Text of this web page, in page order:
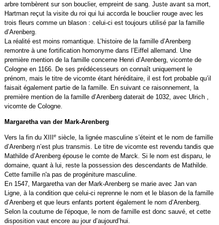
arbre tombèrent sur son bouclier, empreint de sang. Juste avant sa mort,
Hartman reçut la visite du roi qui lui accorda le bouclier rouge avec les
trois fleurs comme un blason : celui-ci est toujours utilisé par la famille
d’Arenberg.
La réalité est moins romantique. L’histoire de la famille d’Arenberg
remontre à une fortification homonyme dans l’Eiffel allemand. Une
première mention de la famille concerne Henri d’Arenberg, vicomte de
Cologne en 1166. De ses prédécesseurs on connaît uniquement le
prénom, mais le titre de vicomte étant héréditaire, il est fort probable qu’il
faisait également partie de la famille. En suivant ce raisonnement, la
première mention de la famille d’Arenberg daterait de 1032, avec Ulrich ,
vicomte de Cologne.
Margaretha van der Mark-Arenberg
Vers la fin du XIII esiècle, la lignée masculine s’éteint et le nom de famille
d’Arenberg n’est plus transmis. Le titre de vicomte est revendu tandis que
Mathilde d’Arenberg épouse le comte de Marck. Si le nom est disparu, le
domaine, quant à lui, reste la possession des descendants de Mathilde.
Cette famille n'a pas de progéniture masculine.
En 1547, Margaretha van der Mark-Arenberg se marie avec Jan van
Ligne, à la condition que celui-ci reprenne le nom et le blason de la famille
d’Arenberg et que leurs enfants portent également le nom d’Arenberg.
Selon la coutume de l'époque, le nom de famille est donc sauvé, et cette
disposition vaut encore au jour d’aujourd’hui.